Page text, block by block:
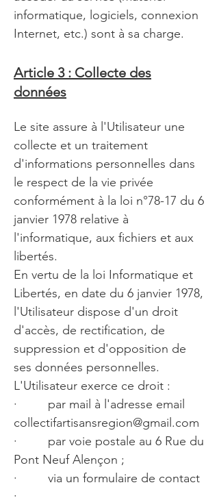
informatique, logiciels, connexion
Internet, etc.) sont à sa charge.
Article 3 : Collecte des
données
Le site assure à l'Utilisateur une
collecte et un traitement
d'informations personnelles dans
le respect de la vie privée
conformément à la loi n°78-17 du 6
janvier 1978 relative à
l'informatique, aux fichiers et aux
libertés.
En vertu de la loi Informatique et
Libertés, en date du 6 janvier 1978,
l'Utilisateur dispose d'un droit
d'accès, de rectification, de
suppression et d'opposition de
ses données personnelles.
L'Utilisateur exerce ce droit :
· par mail à l'adresse email
collectifartisansregion@gmail.com
· par voie postale au 6 Rue du
Pont Neuf Alençon ;
· via un formulaire de contact